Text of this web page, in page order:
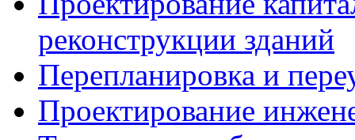
реконструкции зданий
Перепланировка и
Проектирование